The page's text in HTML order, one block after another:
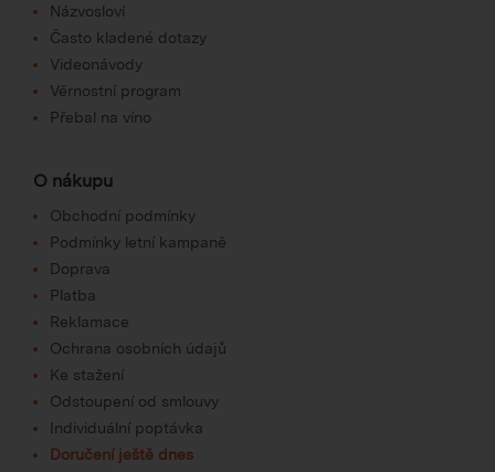
Názvosloví
Často kladené dotazy
Videonávody
Věrnostní program
Přebal na víno
O nákupu
Obchodní podmínky
Podmínky letní kampaně
Doprava
Platba
Reklamace
Ochrana osobních údajů
Ke stažení
Odstoupení od smlouvy
Individuální poptávka
Doručení ještě dnes